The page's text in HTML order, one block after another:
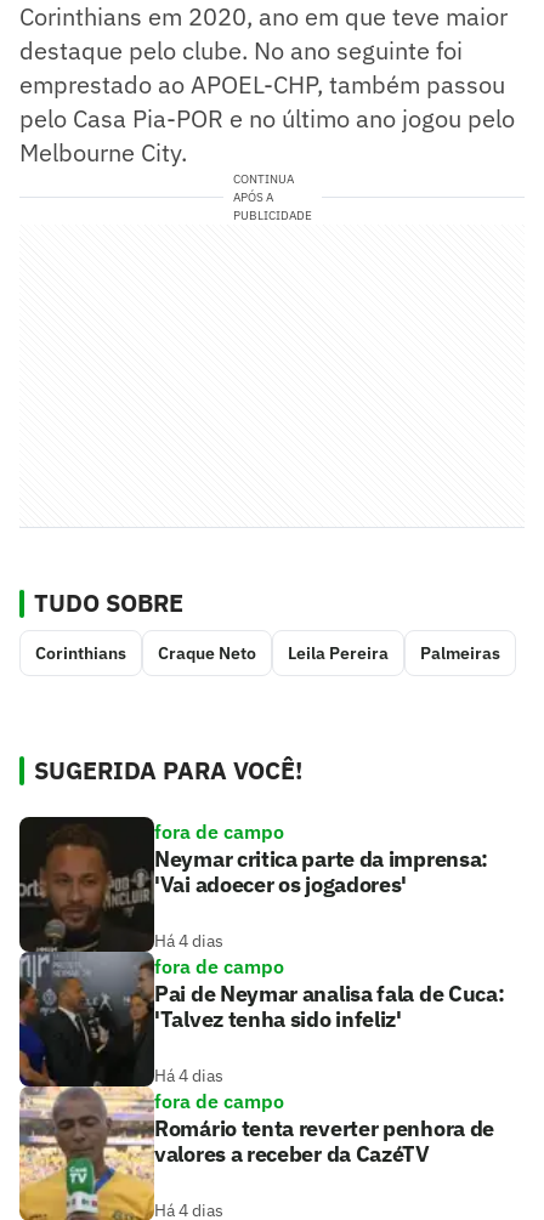
Corinthians em 2020, ano em que teve maior
destaque pelo clube. No ano seguinte foi
emprestado ao APOEL-CHP, também passou
pelo Casa Pia-POR e no último ano jogou pelo
Melbourne City.
CONTINUA
APÓS A
PUBLICIDADE
TUDO SOBRE
Corinthians Craque Neto Leila Pereira Palmeiras
SUGERIDA PARA VOCÊ!
fora de campo
Neymar critica parte da imprensa:
'Vai adoecer os jogadores'
Há 4 dias
fora de campo
Pai de Neymar analisa fala de Cuca:
'Talvez tenha sido infeliz'
Há 4 dias
fora de campo
Romário tenta reverter penhora de
valores a receber da CazéTV
Há 4 dias